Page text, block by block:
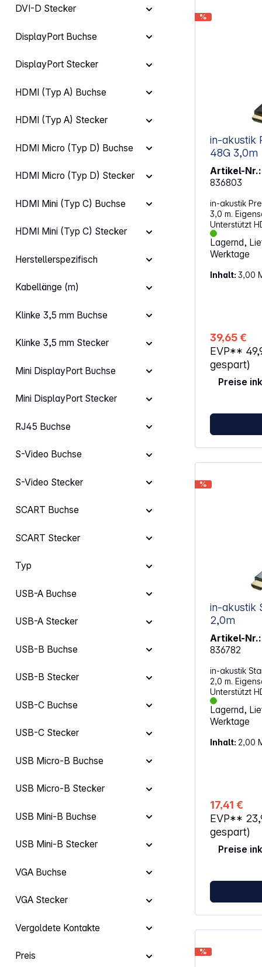
DVI-D Stecker
DisplayPort Buchse
DisplayPort Stecker
HDMI (Typ A) Buchse
HDMI (Typ A) Stecker
HDMI Micro (Typ D) Buchse
HDMI Micro (Typ D) Stecker
HDMI Mini (Typ C) Buchse
HDMI Mini (Typ C) Stecker
Herstellerspezifisch
Kabellänge (m)
Klinke 3,5 mm Buchse
Klinke 3,5 mm Stecker
Mini DisplayPort Buchse
Mini DisplayPort Stecker
RJ45 Buchse
S-Video Buchse
S-Video Stecker
SCART Buchse
SCART Stecker
Typ
USB-A Buchse
USB-A Stecker
USB-B Buchse
USB-B Stecker
USB-C Buchse
USB-C Stecker
USB Micro-B Buchse
USB Micro-B Stecker
USB Mini-B Buchse
USB Mini-B Stecker
VGA Buchse
VGA Stecker
Vergoldete Kontakte
Preis
und die
Für die
verbindet
HDMI-Kabel
die
zu 4K 3840x2160
%
in-akustik
48G 3,0m
Artikel-Nr.:
836803
in-akustik
3,0 m.
Unterstützt
HD 10K@120Hz
CEC, HDCP2.3 Unterstützt
HDR10+ und
dynamischen
Genießen
HD 10K-
Hz. Die
Die
Twisted Pair
hochreinem
das Kabel
verlustfreie
eine
Tonqualität.
Dolby Vison
(eARC)
aktuellsten
zu älteren
speziell
digitaler AV-
Top-Boxen,
Receivern,
und
PS3 Slim,
Switch und
der Xbox
(PS5).
Lagernd,
Werktage
Inhalt: 3,00
39,65 €
EVP**
gespart)
Preise
%
in-akustik
2,0m
Artikel-Nr.:
836782
in-akustik
2,0 m.
Unterstützt
HD 10K@120Hz
CEC, HDCP2.3 Unterstützt
HDR10+ und
Genießen
HD 8K-
und einer
Die
Die
garantiert
Lagernd,
Werktage
Inhalt: 2,00
17,41 €
EVP**
gespart)
Preise
%